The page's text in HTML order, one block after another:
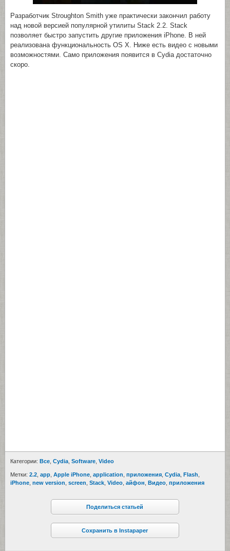
Разработчик Stroughton Smith уже практически закончил работу
над новой версией популярной утилиты Stack 2.2. Stack
позволяет быстро запустить другие приложения iPhone. В ней
реализована функциональность OS X. Ниже есть видео с новыми
возможностями. Само приложения появится в Cydia достаточно
скоро.
Категории: Все, Cydia, Software, Video
Метки: 2.2, app, Apple iPhone, application, приложения, Cydia, Flash,
iPhone, new version, screen, Stack, Video, айфон, Видео, приложения
Поделиться статьей
Сохранить в Instapaper